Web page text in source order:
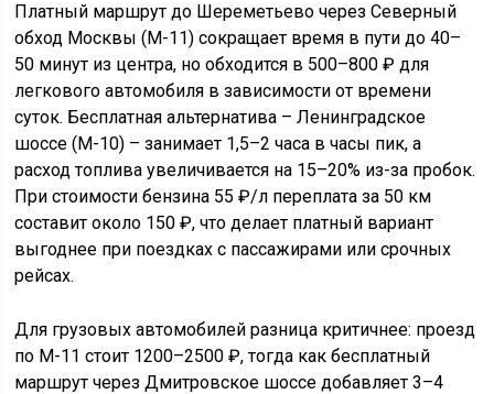
Платный маршрут до Шереметьево через Северный
обход Москвы (М-11) сокращает время в пути до 40–
50 минут из центра, но обходится в 500–800 ₽ для
легкового автомобиля в зависимости от времени
суток. Бесплатная альтернатива – Ленинградское
шоссе (М-10) – занимает 1,5–2 часа в часы пик, а
расход топлива увеличивается на 15–20% из-за пробок.
При стоимости бензина 55 ₽/л переплата за 50 км
составит около 150 ₽, что делает платный вариант
выгоднее при поездках с пассажирами или срочных
рейсах.
Для грузовых автомобилей разница критичнее: проезд
по М-11 стоит 1200–2500 ₽, тогда как бесплатный
маршрут через Дмитровское шоссе добавляет 3–4